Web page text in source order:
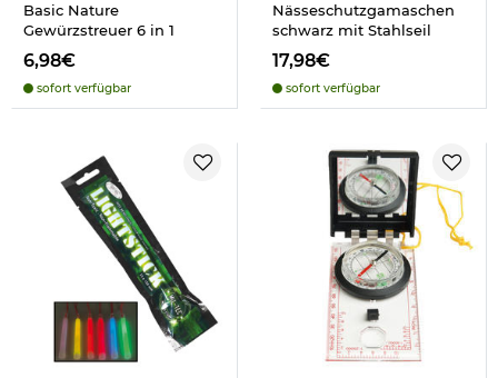
Basic Nature
Gewürzstreuer 6 in 1
6,98€
sofort verfügbar
Nässeschutzgamaschen
schwarz mit Stahlseil
17,98€
sofort verfügbar